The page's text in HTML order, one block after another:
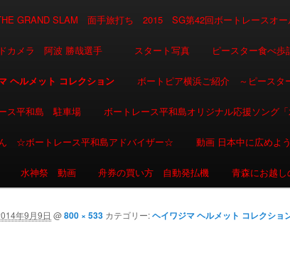
GRAND SLAM 面手旅打ち 2015 SG第42回ボートレースオ
カメラ 阿波 勝哉選手 スタート写真 ピースター食べ歩
ヘルメット コレクション ボートピア横浜ご紹介 ～ピースタ
ス平和島 駐車場 ボートレース平和島オリジナル応援ソング「
☆ボートレース平和島アドバイザー☆ 動画 日本中に広めよ
水神祭 動画 舟券の買い方 自動発払機 青森にお越
年9月9日 @800 × 533 カテゴリー:ヘイワジマ ヘルメット コレクショ